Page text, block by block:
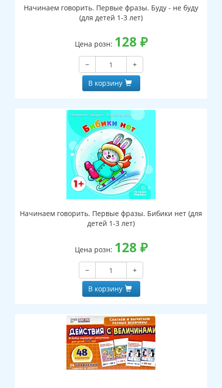
Начинаем говорить. Первые фразы. Буду - не буду
(для детей 1-3 лет)
Цена розн: 128 ₽
−
+
В корзину
Начинаем говорить. Первые фразы. Бибики нет (для
детей 1-3 лет)
Цена розн: 128 ₽
−
+
В корзину